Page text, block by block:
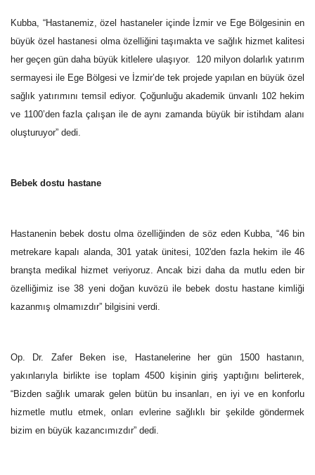
Kubba, “Hastanemiz, özel hastaneler içinde İzmir ve Ege Bölgesinin en
büyük özel hastanesi olma özelliğini taşımakta ve sağlık hizmet kalitesi
her geçen gün daha büyük kitlelere ulaşıyor. 120 milyon dolarlık yatırım
sermayesi ile Ege Bölgesi ve İzmir’de tek projede yapılan en büyük özel
sağlık yatırımını temsil ediyor. Çoğunluğu akademik ünvanlı 102 hekim
ve 1100’den fazla çalışan ile de aynı zamanda büyük bir istihdam alanı
oluşturuyor” dedi.
Bebek dostu hastane
Hastanenin bebek dostu olma özelliğinden de söz eden Kubba, “46 bin
metrekare kapalı alanda, 301 yatak ünitesi, 102'den fazla hekim ile 46
branşta medikal hizmet veriyoruz. Ancak bizi daha da mutlu eden bir
özelliğimiz ise 38 yeni doğan kuvözü ile bebek dostu hastane kimliği
kazanmış olmamızdır” bilgisini verdi.
Op. Dr. Zafer Beken ise, Hastanelerine her gün 1500 hastanın,
yakınlarıyla birlikte ise toplam 4500 kişinin giriş yaptığını belirterek,
“Bizden sağlık umarak gelen bütün bu insanları, en iyi ve en konforlu
hizmetle mutlu etmek, onları evlerine sağlıklı bir şekilde göndermek
bizim en büyük kazancımızdır” dedi.